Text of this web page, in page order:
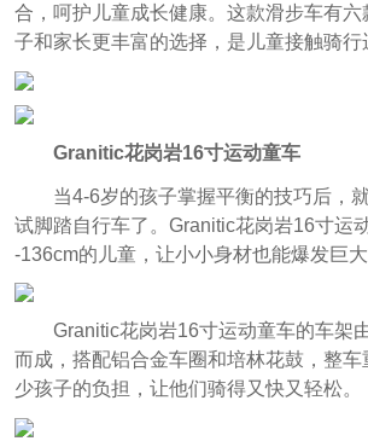
合，呵护儿童成长健康。这款滑步车有
子和家长更丰富的选择，是儿童接触骑行
Granitic花岗岩16寸运动童车
当4-6岁的孩子掌握平衡的技巧后，
试脚踏自行车了。Granitic花岗岩16寸运
-136cm的儿童，让小小身材也能爆发巨大
Granitic花岗岩16寸运动童车的车架
而成，搭配铝合金车圈和培林花鼓，整
少孩子的负担，让他们骑得又快又轻松。